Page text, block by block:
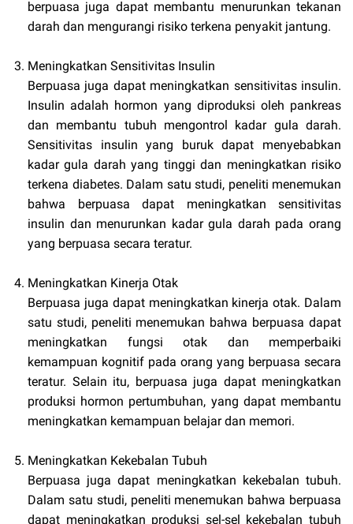
berpuasa juga dapat membantu menurunkan tekanan
darah dan mengurangi risiko terkena penyakit jantung.
Meningkatkan Sensitivitas Insulin
Berpuasa juga dapat meningkatkan sensitivitas insulin.
Insulin adalah hormon yang diproduksi oleh pankreas
dan membantu tubuh mengontrol kadar gula darah.
Sensitivitas insulin yang buruk dapat menyebabkan
kadar gula darah yang tinggi dan meningkatkan risiko
terkena diabetes. Dalam satu studi, peneliti menemukan
bahwa berpuasa dapat meningkatkan sensitivitas
insulin dan menurunkan kadar gula darah pada orang
yang berpuasa secara teratur.
Meningkatkan Kinerja Otak
Berpuasa juga dapat meningkatkan kinerja otak. Dalam
satu studi, peneliti menemukan bahwa berpuasa dapat
meningkatkan fungsi otak dan memperbaiki
kemampuan kognitif pada orang yang berpuasa secara
teratur. Selain itu, berpuasa juga dapat meningkatkan
produksi hormon pertumbuhan, yang dapat membantu
meningkatkan kemampuan belajar dan memori.
Meningkatkan Kekebalan Tubuh
Berpuasa juga dapat meningkatkan kekebalan tubuh.
Dalam satu studi, peneliti menemukan bahwa berpuasa
dapat meningkatkan produksi sel-sel kekebalan tubuh